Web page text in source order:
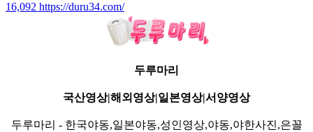
16,092 https://duru34.com/
두루마리
국산영상|해외영상|일본영상|서양영상
두루마리 - 한국야동,일본야동,성인영상,야동,야한사진,은꼴